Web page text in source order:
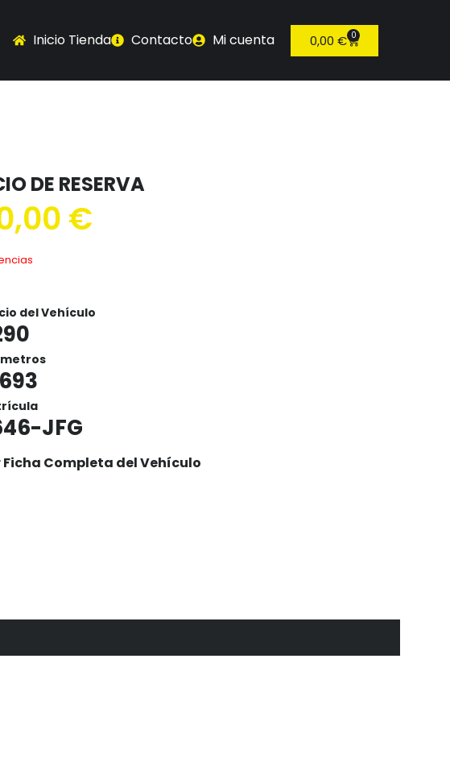
Inicio Tienda Contacto Mi cuenta 0,00€ 0
DE RESERVA
€
del Vehículo
JFG
Ficha Completa del Vehículo